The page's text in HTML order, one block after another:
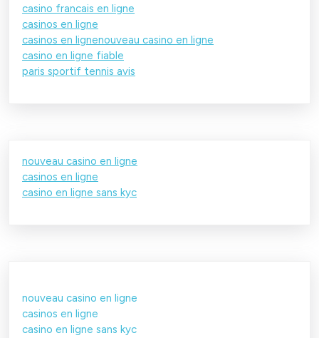
casino francais en ligne
casinos en ligne
casinos en lignenouveau casino en ligne
casino en ligne fiable
paris sportif tennis avis
nouveau casino en ligne
casinos en ligne
casino en ligne sans kyc
nouveau casino en ligne
casinos en ligne
casino en ligne sans kyc